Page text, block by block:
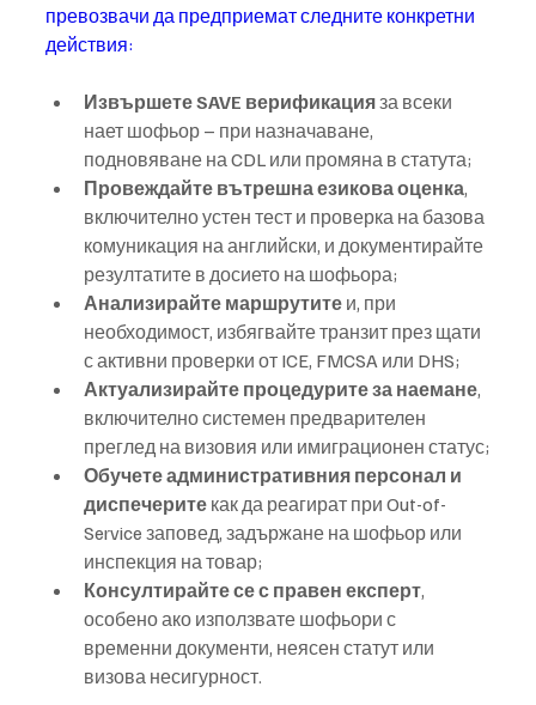
превозвачи да предприемат следните конкретни
действия:
Извършете SAVE верификация за всеки
нает шофьор – при назначаване,
подновяване на CDL или промяна в статута;
Провеждайте вътрешна езикова оценка,
включително устен тест и проверка на базова
комуникация на английски, и документирайте
резултатите в досието на шофьора;
Анализирайте маршрутите и, при
необходимост, избягвайте транзит през щати
с активни проверки от ICE, FMCSA или DHS;
Актуализирайте процедурите за наемане,
включително системен предварителен
преглед на визовия или имиграционен статус;
Обучете административния персонал и
диспечерите как да реагират при Out-of-
Service заповед, задържане на шофьор или
инспекция на товар;
Консултирайте се с правен експерт,
особено ако използвате шофьори с
временни документи, неясен статут или
визова несигурност.